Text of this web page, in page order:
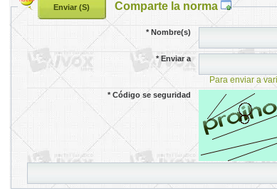
Comparte la norma
*Nombre(s)
*Enviar a
Para enviar a
*Código se seguridad